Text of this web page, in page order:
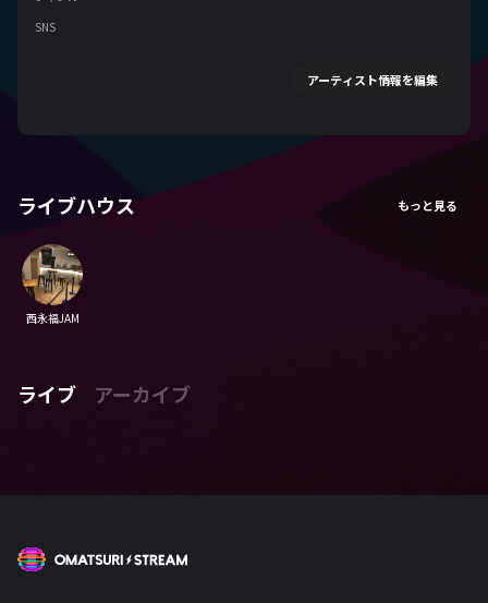
SNS
アーティスト情報を編集
ライブハウス
西永福JAM
ライブ アーカイブ